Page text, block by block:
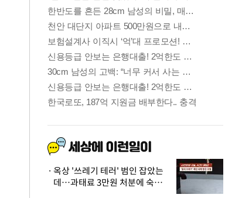
옥상 '쓰레기 테러' 범인 잡았는
데…과태료 3만원 처분에 숙박업